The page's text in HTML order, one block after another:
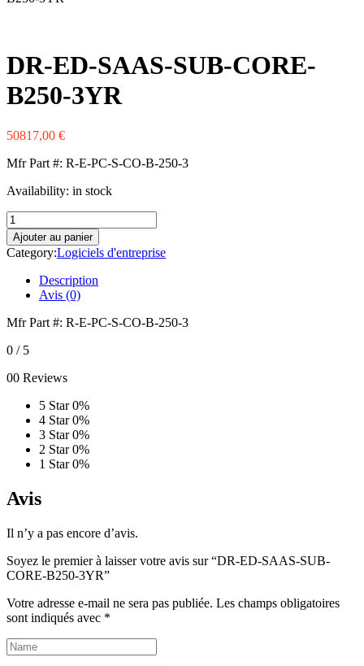
DR-ED-SAAS-SUB-CORE-
B250-3YR
50817,00 €
Mfr Part #: R-E-PC-S-CO-B-250-3
Availability: in stock
quantité
de
DR-
ED-
SAAS-
SUB-
CORE-
B250-
Ajouter au panier
Category:Logiciels d'entreprise
Description
Avis (0)
Mfr Part #: R-E-PC-S-CO-B-250-3
0 / 5
00 Reviews
5 Star 0%
4 Star 0%
3 Star 0%
2 Star 0%
1 Star 0%
Avis
Il n’y a pas encore d’avis.
Soyez le premier à laisser votre avis sur “DR-ED-SAAS-SUB-
CORE-B250-3YR”
Votre adresse e-mail ne sera pas publiée. Les champs obligatoires
sont indiqués avec *